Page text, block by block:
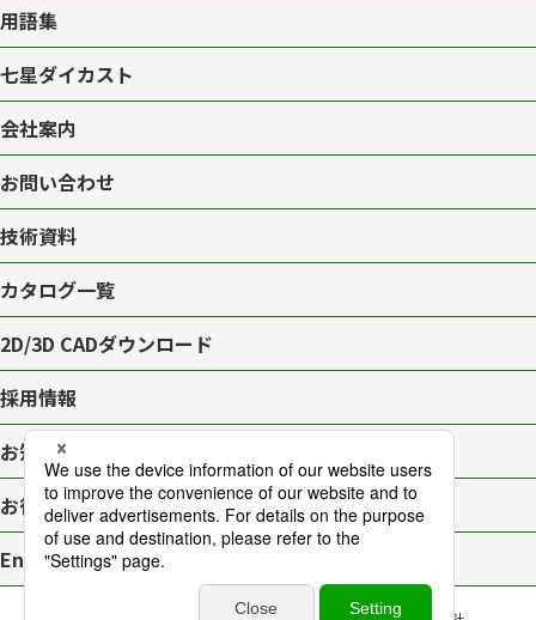
用語集
七星ダイカスト
会社案内
お問い合わせ
技術資料
カタログ一覧
2D/3D CADダウンロード
採用情報
お知らせ一覧
お役立ちブログ
English page